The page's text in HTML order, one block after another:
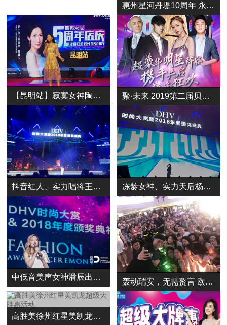
惠州星河丹堤10周年 永信贵宾会携手男神林志颖与您约定，不见不散！
【昆明站】寂寞女神陶钰玉出席联邦米尼环保沙发5周年店庆盛典 聚·未来 2019第二届贝店店主大会强势来袭!超豪华明星阵容旋风来袭
抖音红人、实力唱将王北车出席DHV时尚大赏暨2018年度颁奖典礼 冻龄女神、实力天后杨丞琳出席DHV时尚大赏暨2018年度颁奖典礼
中低音美声女神潘辰出席DHV时尚大赏暨2018年度颁奖典礼
轰动瑞安，无需赘言 欧阳震华瑞安活动圆满收工
高胜美徐州红星美凯龙超级大牌惠活动